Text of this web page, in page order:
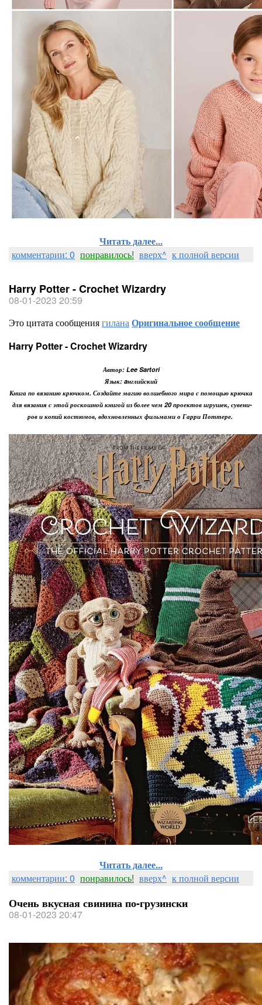
Читать далее...
комментарии: 0 понравилось! вверх^ к полной версии
Harry Potter - Crochet Wizardry
08-01-2023 20:59
Это цитата сообщениягиланаОригинальное сообщение
Harry Potter - Crochet Wizardry
Автор: Lee Sartori
Язык: aнглийский
Книга по вязанию крючком. Создайте магию волшебного мира с помощью крючка
для вязания с этой роскошной книгой из более чем 20 проектов игрушек, сувени-
ров и копий костюмов, вдохновленных фильмами о Гарри Поттере.
Читать далее...
комментарии: 0 понравилось! вверх^ к полной версии
Очень вкусная свинина по-грузински
08-01-2023 20:47